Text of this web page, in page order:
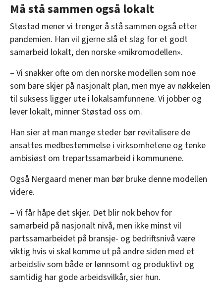
Må stå sammen også lokalt
Støstad mener vi trenger å stå sammen også etter
pandemien. Han vil gjerne slå et slag for et godt
samarbeid lokalt, den norske «mikromodellen».
– Vi snakker ofte om den norske modellen som noe
som bare skjer på nasjonalt plan, men mye av nøkkelen
til suksess ligger ute i lokalsamfunnene. Vi jobber og
lever lokalt, minner Støstad oss om.
Han sier at man mange steder bør revitalisere de
ansattes medbestemmelse i virksomhetene og tenke
ambisiøst om trepartssamarbeid i kommunene.
Også Nergaard mener man bør bruke denne modellen
videre.
– Vi får håpe det skjer. Det blir nok behov for
samarbeid på nasjonalt nivå, men ikke minst vil
partssamarbeidet på bransje- og bedriftsnivå være
viktig hvis vi skal komme ut på andre siden med et
arbeidsliv som både er lønnsomt og produktivt og
samtidig har gode arbeidsvilkår, sier hun.